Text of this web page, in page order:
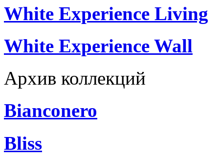
White Experience Living
White Experience Wall
Архив коллекций
Bianconero
Bliss